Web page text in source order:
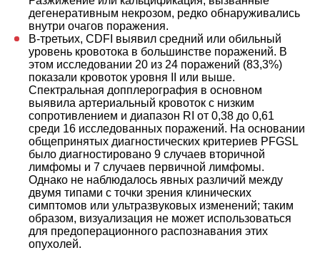
дегенеративным некрозом, редко обнаруживались
внутри очагов поражения.
В-третьих, CDFI выявил средний или обильный
уровень кровотока в большинстве поражений. В
этом исследовании 20 из 24 поражений (83,3%)
показали кровоток уровня II или выше.
Спектральная допплерография в основном
выявила артериальный кровоток с низким
сопротивлением и диапазон RI от 0,38 до 0,61
среди 16 исследованных поражений. На основании
общепринятых диагностических критериев PFGSL
было диагностировано 9 случаев вторичной
лимфомы и 7 случаев первичной лимфомы.
Однако не наблюдалось явных различий между
двумя типами с точки зрения клинических
симптомов или ультразвуковых изменений; таким
образом, визуализация не может использоваться
для предоперационного распознавания этих
опухолей.